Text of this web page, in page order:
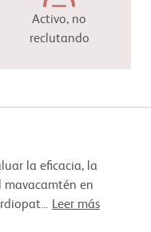
Activo, no
reclutando
la eficacia, la
mavacamtén en
... Leer más